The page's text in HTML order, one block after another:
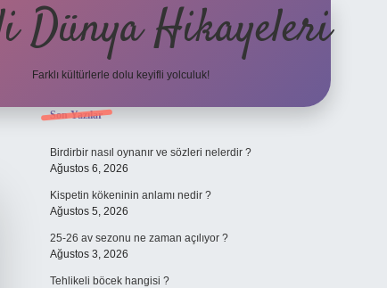
Dünya Hikayeleri
Farklı kültürlerle dolu keyifli yolculuk!
Sidebar
Son Yazılar
Birdirbir nasıl oynanır ve sözleri nelerdir ?
Ağustos 6, 2026
Kispetin kökeninin anlamı nedir ?
Ağustos 5, 2026
25-26 av sezonu ne zaman açılıyor ?
Ağustos 3, 2026
Tehlikeli böcek hangisi ?